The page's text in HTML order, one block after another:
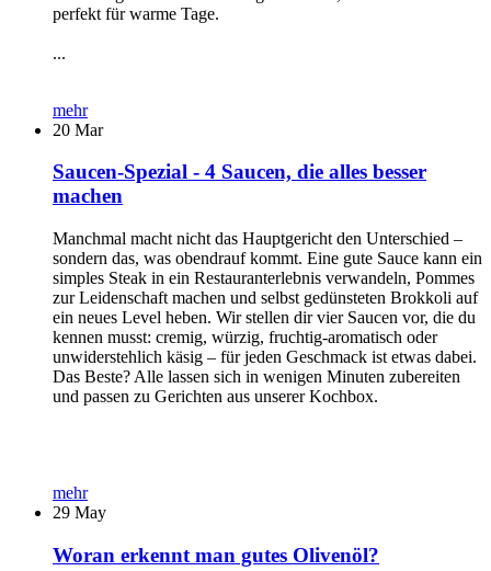
perfekt für warme Tage.
...
mehr
20 Mar
Saucen-Spezial - 4 Saucen, die alles besser
machen
Manchmal macht nicht das Hauptgericht den Unterschied –
sondern das, was obendrauf kommt. Eine gute Sauce kann ein
simples Steak in ein Restauranterlebnis verwandeln, Pommes
zur Leidenschaft machen und selbst gedünsteten Brokkoli auf
ein neues Level heben. Wir stellen dir vier Saucen vor, die du
kennen musst: cremig, würzig, fruchtig-aromatisch oder
unwiderstehlich käsig – für jeden Geschmack ist etwas dabei.
Das Beste? Alle lassen sich in wenigen Minuten zubereiten
und passen zu Gerichten aus unserer Kochbox.
mehr
29 May
Woran erkennt man gutes Olivenöl?